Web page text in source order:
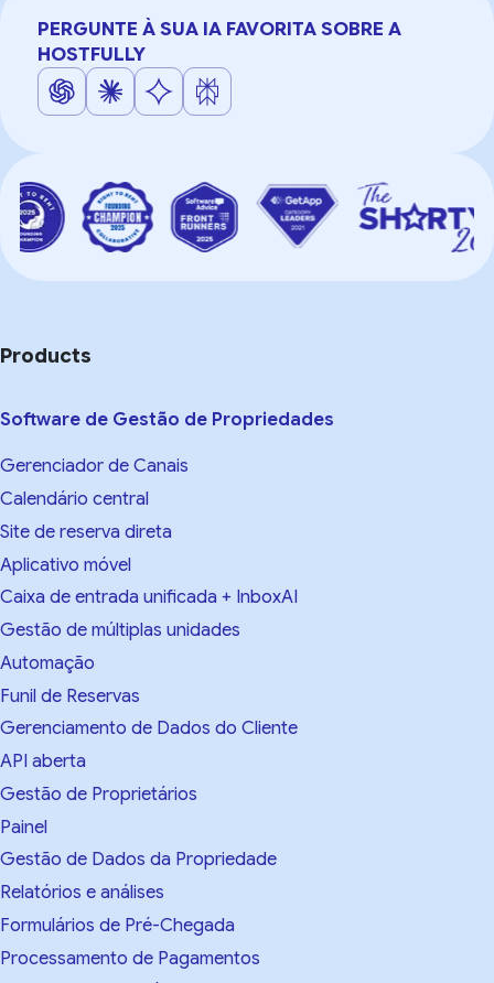
PERGUNTE À SUA IA FAVORITA SOBRE A
HOSTFULLY
Products
Software de Gestão de Propriedades
Gerenciador de Canais
Calendário central
Site de reserva direta
Aplicativo móvel
Caixa de entrada unificada + InboxAI
Gestão de múltiplas unidades
Automação
Funil de Reservas
Gerenciamento de Dados do Cliente
API aberta
Gestão de Proprietários
Painel
Gestão de Dados da Propriedade
Relatórios e análises
Formulários de Pré-Chegada
Processamento de Pagamentos